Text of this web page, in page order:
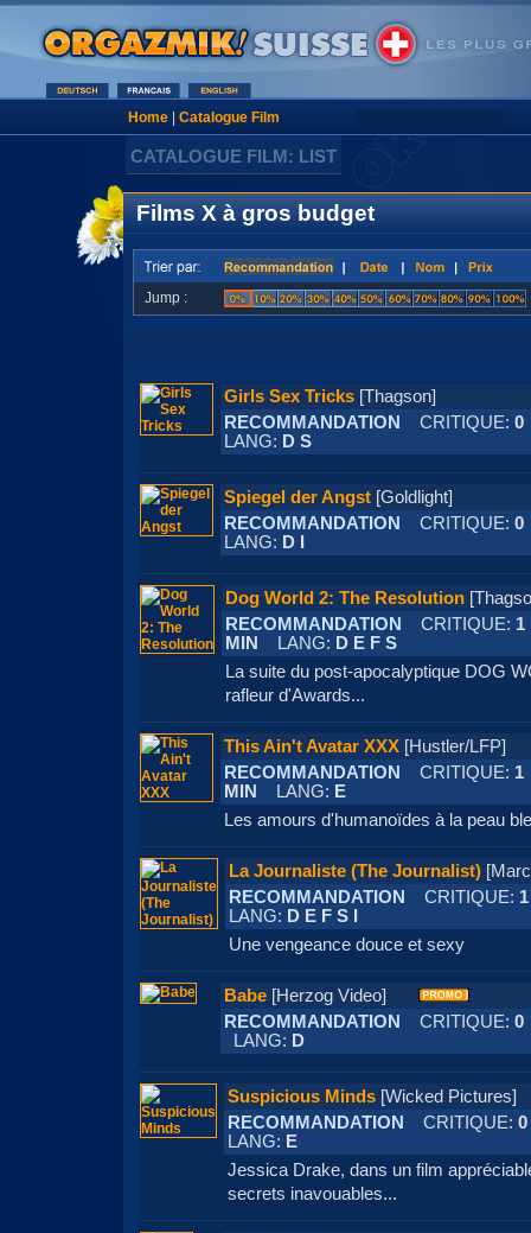
Home| Catalogue Film
CATALOGUE FILM: LIST
Films X à gros budget
Jump :
Girls Sex Tricks [Thagson]
RECOMMANDATION
CRITIQUE: 0
LANG: D S
Spiegel der Angst [Goldlight]
RECOMMANDATION
CRITIQUE: 0
LANG: D I
Dog World 2: The Resolution
RECOMMANDATION
CRITIQUE: 1
MIN
LANG: D E F S
La suite du post-apocalyptique DOG
rafleur d'Awards...
This Ain't Avatar XXX [Hustler/
RECOMMANDATION
CRITIQUE: 1
MIN
LANG: E
Les amours d'humanoïdes à la peau
La Journaliste (The Journalist)
RECOMMANDATION
CRITIQUE: 1
LANG: D E F S I
Une vengeance douce et sexy
Babe [Herzog Video]
RECOMMANDATION
CRITIQUE: 0
LANG: D
Suspicious Minds [Wicked
RECOMMANDATION
CRITIQUE: 0
LANG: E
Jessica Drake, dans un film
secrets inavouables...